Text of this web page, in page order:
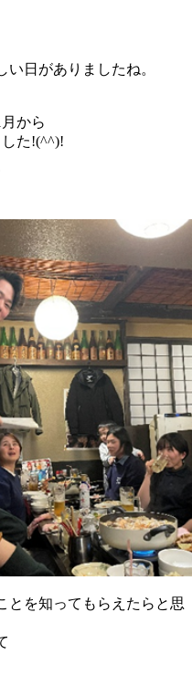
日がありましたね。
から
た!(^^)!
とを知ってもらえたらと思